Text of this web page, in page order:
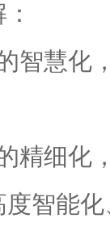
慧化
细化
智能